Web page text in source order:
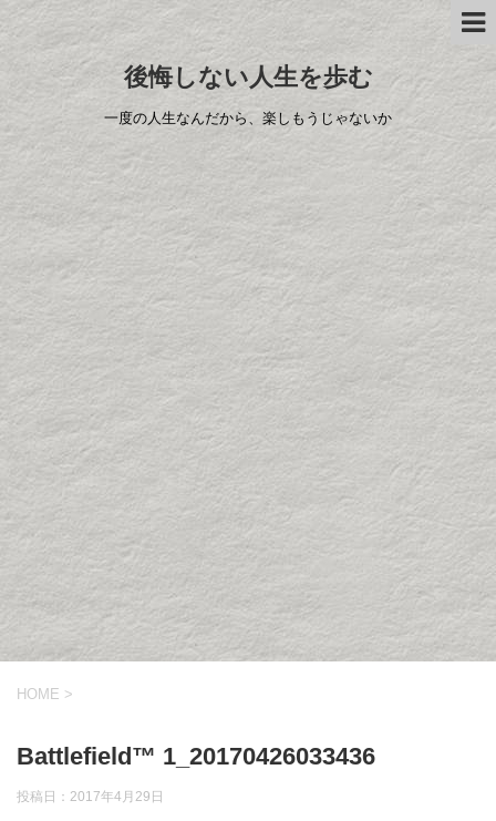
後悔しない人生を歩む
一度の人生なんだから、楽しもうじゃないか
HOME >
Battlefield™ 1_20170426033436
投稿日： 2017年4月29日